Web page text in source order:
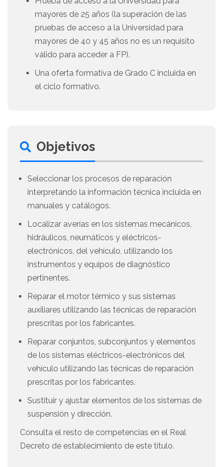
mayores de 25 años (la superación de las
pruebas de acceso a la Universidad para
mayores de 40 y 45 años no es un requisito
válido para acceder a FP).
Una oferta formativa de Grado C incluida en
el ciclo formativo.
Objetivos
Seleccionar los procesos de reparación
interpretando la información técnica incluida en
manuales y catálogos.
Localizar averías en los sistemas mecánicos,
hidráulicos, neumáticos y eléctricos-
electrónicos, del vehículo, utilizando los
instrumentos y equipos de diagnóstico
pertinentes.
Reparar el motor térmico y sus sistemas
auxiliares utilizando las técnicas de reparación
prescritas por los fabricantes.
Reparar conjuntos, subconjuntos y elementos
de los sistemas eléctricos-electrónicos del
vehículo utilizando las técnicas de reparación
prescritas por los fabricantes.
Sustituir y ajustar elementos de los sistemas de
suspensión y dirección.
Consulta el resto de competencias en el Real
Decreto de establecimiento de este título.